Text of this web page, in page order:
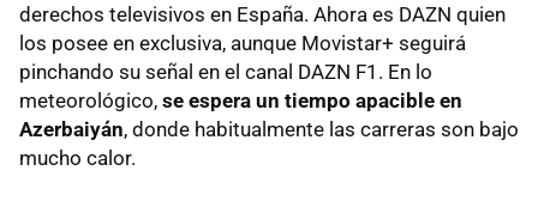
derechos televisivos en España. Ahora es DAZN quien
los posee en exclusiva, aunque Movistar+ seguirá
pinchando su señal en el canal DAZN F1. En lo
meteorológico, se espera un tiempo apacible en
Azerbaiyán, donde habitualmente las carreras son bajo
mucho calor.